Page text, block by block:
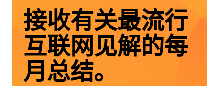
接收有关最流行
互联网见解的每
月总结。